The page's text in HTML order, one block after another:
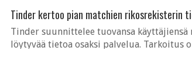
Tinder kertoo pian matchien rikosrekisterin
Tinder suunnittelee tuovansa
löytyvää tietoa osaksi palvelua. Tarkoitus